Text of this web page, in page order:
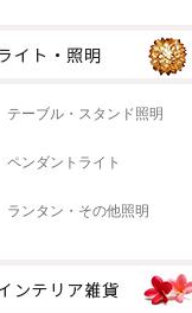
テーブル・スタンド照明
ペンダントライト
ランタン・その他照明